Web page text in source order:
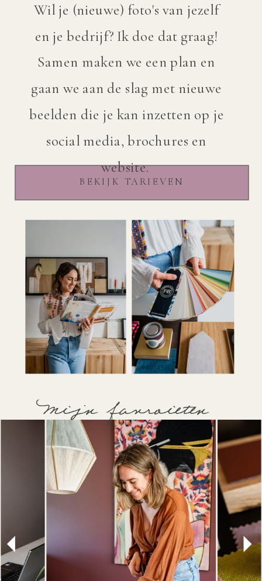
BEKIJK TARIEVEN
Wil je (nieuwe) foto's van jezelf
en je bedrijf? Ik doe dat graag!
Samen maken we een plan en
gaan we aan de slag met nieuwe
beelden die je kan inzetten op je
social media, brochures en
website.
Mijn favroieten